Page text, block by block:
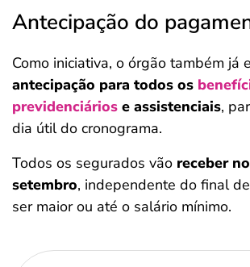
Antecipação do
Como iniciativa, o órgão também já
antecipação para todos os
previdenciários e assistenciais,
dia útil do cronograma.
Todos os segurados vão receber
setembro, independente do final
ser maior ou até o salário mínimo.